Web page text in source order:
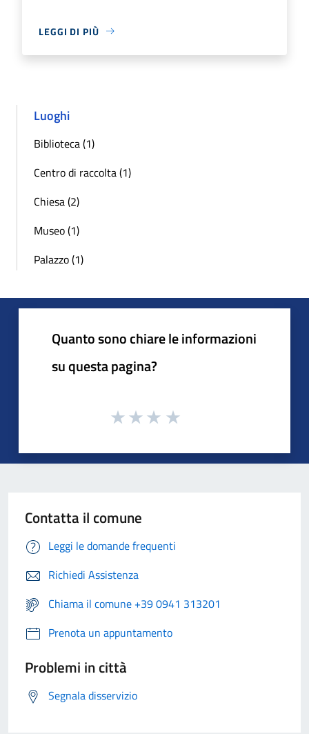
LEGGI DI PIÙ
Luoghi
Biblioteca (1)
Centro di raccolta (1)
Chiesa (2)
Museo (1)
Palazzo (1)
Quanto sono chiare le informazioni
su questa pagina?
Contatta il comune
Leggi le domande frequenti
Richiedi Assistenza
Chiama il comune +39 0941 313201
Prenota un appuntamento
Problemi in città
Segnala disservizio